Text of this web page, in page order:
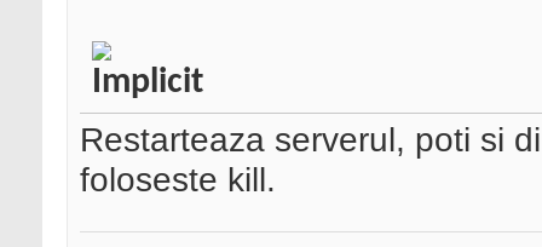
Restarteaza serverul, poti si
foloseste kill.